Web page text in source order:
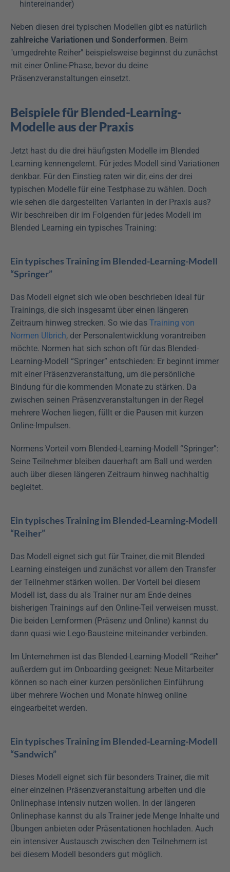
hintereinander)
zahlreiche Variationen und Sonderformen. Beim
"umgedrehte Reiher" beispielsweise beginnst du zunächst
mit einer Online-Phase, bevor du deine
Präsenzveranstaltungen einsetzt.
Beispiele für Blended-Learning-
Modelle aus der Praxis
Jetzt hast du die drei häufigsten Modelle im Blended
Learning kennengelernt. Für jedes Modell sind Variationen
denkbar. Für den Einstieg raten wir dir, eins der drei
typischen Modelle für eine Testphase zu wählen. Doch
wie sehen die dargestellten Varianten in der Praxis aus?
Wir beschreiben dir im Folgenden für jedes Modell im
Blended Learning ein typisches Training:
Ein typisches Training im Blended-Learning-Modell
“Springer”
Das Modell eignet sich wie oben beschrieben ideal für
Trainings, die sich insgesamt über einen längeren
Zeitraum hinweg strecken. So wie das Training von
Normen Ulbrich, der Personalentwicklung vorantreiben
möchte. Normen hat sich schon oft für das Blended-
Learning-Modell “Springer” entschieden: Er beginnt immer
mit einer Präsenzveranstaltung, um die persönliche
Bindung für die kommenden Monate zu stärken. Da
zwischen seinen Präsenzveranstaltungen in der Regel
mehrere Wochen liegen, füllt er die Pausen mit kurzen
Online-Impulsen.
Normens Vorteil vom Blended-Learning-Modell “Springer”:
Seine Teilnehmer bleiben dauerhaft am Ball und werden
auch über diesen längeren Zeitraum hinweg nachhaltig
begleitet.
Ein typisches Training im Blended-Learning-Modell
“Reiher”
Das Modell eignet sich gut für Trainer, die mit Blended
Learning einsteigen und zunächst vor allem den Transfer
der Teilnehmer stärken wollen. Der Vorteil bei diesem
Modell ist, dass du als Trainer nur am Ende deines
bisherigen Trainings auf den Online-Teil verweisen musst.
Die beiden Lernformen (Präsenz und Online) kannst du
dann quasi wie Lego-Bausteine miteinander verbinden.
Im Unternehmen ist das Blended-Learning-Modell “Reiher”
außerdem gut im Onboarding geeignet: Neue Mitarbeiter
können so nach einer kurzen persönlichen Einführung
über mehrere Wochen und Monate hinweg online
eingearbeitet werden.
Ein typisches Training im Blended-Learning-Modell
“Sandwich”
Dieses Modell eignet sich für besonders Trainer, die mit
einer einzelnen Präsenzveranstaltung arbeiten und die
Onlinephase intensiv nutzen wollen. In der längeren
Onlinephase kannst du als Trainer jede Menge Inhalte und
Übungen anbieten oder Präsentationen hochladen. Auch
ein intensiver Austausch zwischen den Teilnehmern ist
bei diesem Modell besonders gut möglich.